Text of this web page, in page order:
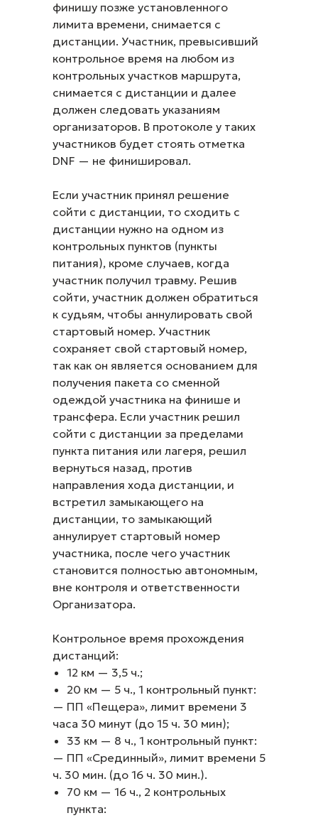
финишу позже установленного
лимита времени, снимается с
дистанции. Участник, превысивший
контрольное время на любом из
контрольных участков маршрута,
снимается с дистанции и далее
должен следовать указаниям
организаторов. В протоколе у таких
участников будет стоять отметка
DNF — не финишировал.
Если участник принял решение
сойти с дистанции, то сходить с
дистанции нужно на одном из
контрольных пунктов (пункты
питания), кроме случаев, когда
участник получил травму. Решив
сойти, участник должен обратиться
к судьям, чтобы аннулировать свой
стартовый номер. Участник
сохраняет свой стартовый номер,
так как он является основанием для
получения пакета со сменной
одеждой участника на финише и
трансфера. Если участник решил
сойти с дистанции за пределами
пункта питания или лагеря, решил
вернуться назад, против
направления хода дистанции, и
встретил замыкающего на
дистанции, то замыкающий
аннулирует стартовый номер
участника, после чего участник
становится полностью автономным,
вне контроля и ответственности
Организатора.
Контрольное время прохождения
дистанций:
12 км — 3,5 ч.;
20 км — 5 ч., 1 контрольный пункт:
— ПП «Пещера», лимит времени 3
часа 30 минут (до 15 ч. 30 мин);
33 км — 8 ч., 1 контрольный пункт:
— ПП «Срединный», лимит времени 5
ч. 30 мин. (до 16 ч. 30 мин.).
70 км — 16 ч., 2 контрольных
пункта: